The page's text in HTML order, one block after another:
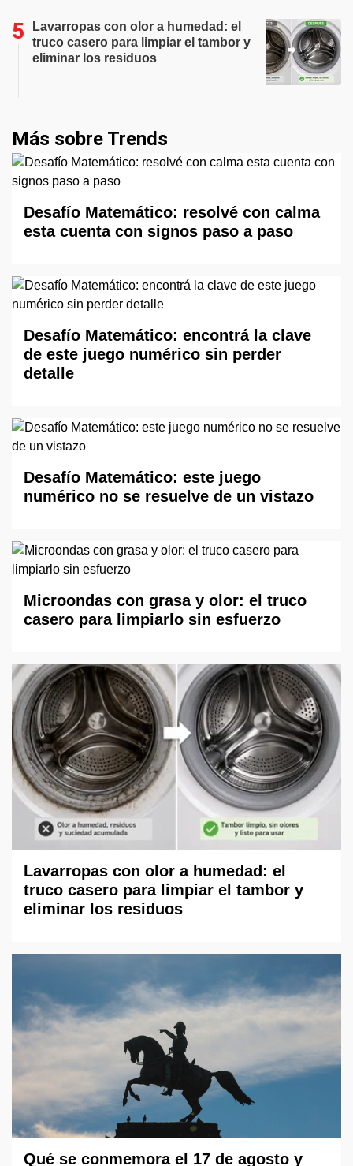
Lavarropas con olor a humedad: el
truco casero para limpiar el tambor y
eliminar los residuos
Más sobre Trends
Desafío Matemático: resolvé con calma
esta cuenta con signos paso a paso
Desafío Matemático: encontrá la clave
de este juego numérico sin perder
detalle
Desafío Matemático: este juego
numérico no se resuelve de un vistazo
Microondas con grasa y olor: el truco
casero para limpiarlo sin esfuerzo
Lavarropas con olor a humedad: el
truco casero para limpiar el tambor y
eliminar los residuos
Qué se conmemora el 17 de agosto y